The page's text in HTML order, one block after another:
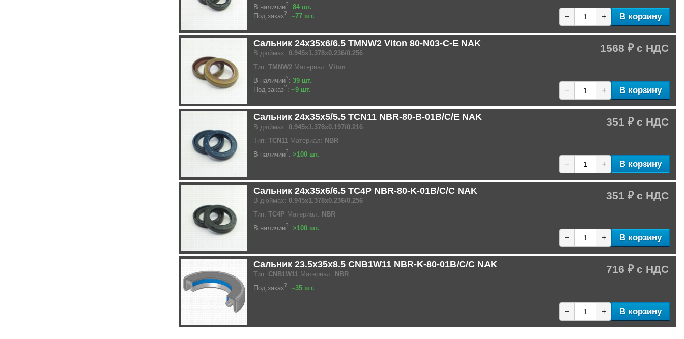
В наличии?: 84 шт.
Под заказ?: ~77 шт. − + В корзину
Сальник 24x35x6/6.5 TMNW2 Viton 80-N03-C-E NAK
В дюймах: 0.945x1.378x0.236/0.256
Тип: TMNW2 Материал: Viton
В наличии?: 39 шт.
Под заказ?: ~9 шт.
1568 ₽
− + В корзину
Сальник 24x35x5/5.5 TCN11 NBR-80-B-01B/C/E NAK
В дюймах: 0.945x1.378x0.197/0.216
Тип: TCN11 Материал: NBR
В наличии?: >100 шт.
351 ₽
− + В корзину
Сальник 24x35x6/6.5 TC4P NBR-80-K-01B/C/C NAK
В дюймах: 0.945x1.378x0.236/0.256
Тип: TC4P Материал: NBR
В наличии?: >100 шт.
351 ₽
− + В корзину
Сальник 23.5x35x8.5 CNB1W11 NBR-K-80-01B/C/C NAK
Тип: CNB1W11 Материал: NBR
Под заказ?: ~35 шт.
716 ₽
− + В корзину